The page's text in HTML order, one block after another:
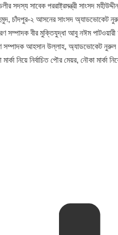
সদস্য সাবেক পররাষ্ট্রমন্ত্রী সাংসদ
চাঁদপুর-২ আসনের সাংসদ অ্যাডভোকেট
সম্পাদক বীর মুক্তিযুদ্ধা আবু নঈম
সম্পাদক আহসান উল্লাহ, অ্যাডভোকেট
নিয়ে নির্বাচিত পৌর মেয়র, নৌকা